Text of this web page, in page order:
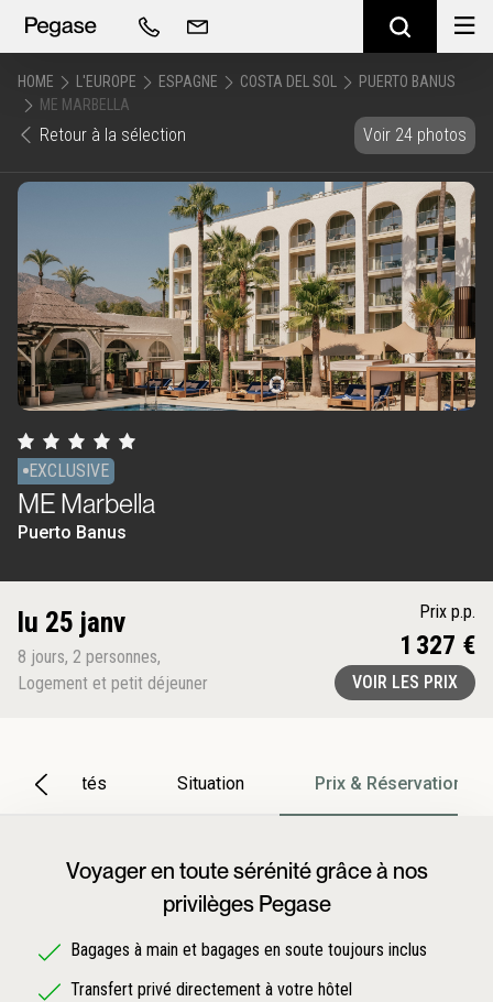
HOME L'EUROPE ESPAGNE COSTA DEL SOL
PUERTO BANUS
ME MARBELLA
Retour à la sélection Voir 24 photos
EXCLUSIVE
ME Marbella
Puerto Banus
lu 25 janv
8 jours, 2 personnes,
Logement et petit déjeuner
Prix p.p.
1 327 €
VOIR LES PRIX
Particularités Situation Prix & Réservation
Voyager en toute sérénité grâce à nos
privilèges Pegase
Bagages à main et bagages en soute toujours inclus
Transfert privé directement à votre hôtel